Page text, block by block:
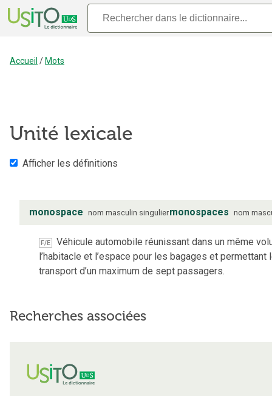
Accueil / Mots
Unité lexicale
Afficher les définitions
monospace nom masculin singuliermonospaces nom
F/E
Véhicule automobile réunissant dans un même
l’habitacle et l’espace pour les bagages et permettant
transport d’un maximum de sept passagers.
Recherches associées